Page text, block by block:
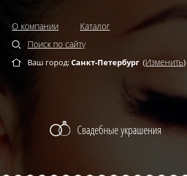
О компании
Каталог
Поиск по сайту
Ваш город:Санкт-Петербург (Изменить)
Свадебные украшения